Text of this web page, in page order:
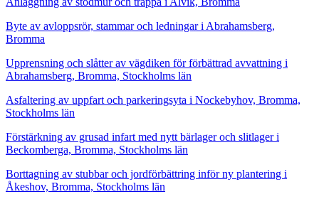
Byte av avloppsrör, stammar och ledningar i Abrahamsberg,
Bromma
Upprensning och slåtter av vägdiken för förbättrad avvattning i
Abrahamsberg, Bromma, Stockholms län
Asfaltering av uppfart och parkeringsyta i Nockebyhov, Bromma,
Stockholms län
Förstärkning av grusad infart med nytt bärlager och slitlager i
Beckomberga, Bromma, Stockholms län
Borttagning av stubbar och jordförbättring inför ny plantering i
Åkeshov, Bromma, Stockholms län